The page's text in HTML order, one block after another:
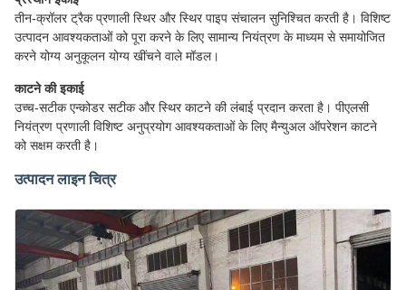
तीन-क्रॉलर ट्रैक प्रणाली स्थिर और स्थिर पाइप संचालन सुनिश्चित करती है। विशिष्ट
उत्पादन आवश्यकताओं को पूरा करने के लिए सामान्य नियंत्रण के माध्यम से समायोजित
करने योग्य अनुकूलन योग्य खींचने वाले मॉडल।
काटने की इकाई
उच्च-सटीक एन्कोडर सटीक और स्थिर काटने की लंबाई प्रदान करता है। पीएलसी
नियंत्रण प्रणाली विशिष्ट अनुप्रयोग आवश्यकताओं के लिए मैन्युअल ऑपरेशन काटने
को सक्षम करती है।
उत्पादन लाइन चित्र